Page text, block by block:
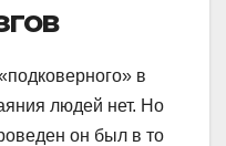
в
людей нет. Но
он был в то